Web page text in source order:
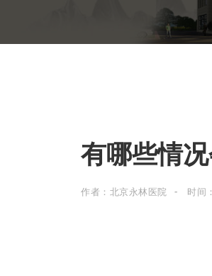
有哪些情
作者：北京永林医院 时间